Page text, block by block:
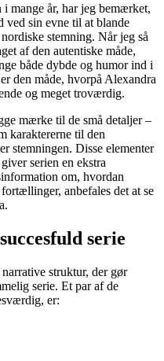
i mange år, har jeg bemærket,
ved sin evne til at blande
stemning. Når jeg så
af den autentiske måde,
både dybde og humor ind i
den måde, hvorpå Alexandra
og meget troværdig.
mærke til de små detaljer –
karaktererne til den
stemningen. Disse elementer
serien en ekstra
om, hvordan
anbefales det at se
serie
struktur, der gør
serie. Et par af de
er: